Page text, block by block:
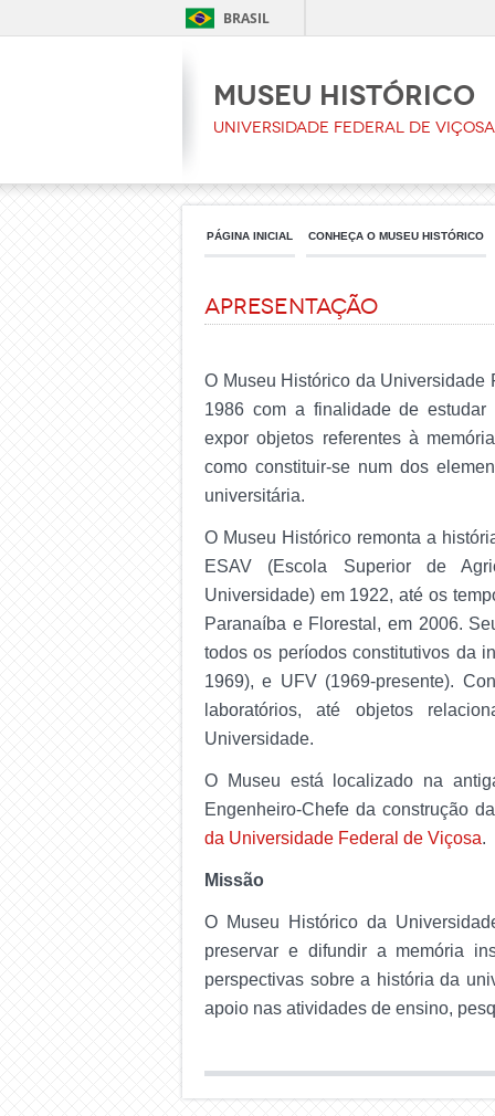
BRASIL
Museu Histórico
Universidade Federal de Viçosa
PÁGINA INICIAL CONHEÇA O MUSEU HISTÓRICO
Apresentação
O Museu Histórico da
1986 com a finalidade de estudar
expor objetos referentes à
como constituir-se num dos
universitária.
O Museu Histórico remonta a
ESAV (Escola Superior de
Universidade) em 1922, até os
Paranaíba e Florestal, em 2006.
todos os períodos constitutivos da
1969), e UFV (1969-presente).
laboratórios, até objetos
Universidade.
O Museu está localizado na
Engenheiro-Chefe da construção
da Universidade Federal de Viçosa.
Missão
O Museu Histórico da
preservar e difundir a memória
perspectivas sobre a história da
apoio nas atividades de ensino,